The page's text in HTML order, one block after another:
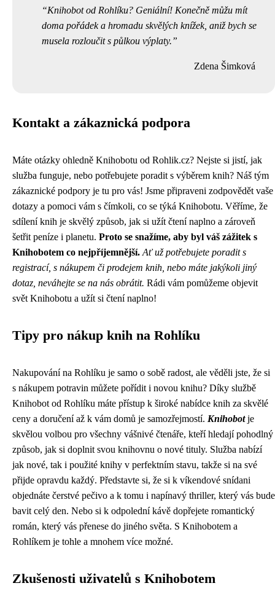
Knihobot od Rohlíku? Geniální! Konečně můžu mít
doma pořádek a hromadu skvělých knížek, aniž bych se
musela rozloučit s půlkou výplaty.
Zdena Šimková
Kontakt a zákaznická podpora
Máte otázky ohledně Knihobotu od Rohlik.cz? Nejste si jistí, jak
služba funguje, nebo potřebujete poradit s výběrem knih? Náš tým
zákaznické podpory je tu pro vás! Jsme připraveni zodpovědět vaše
dotazy a pomoci vám s čímkoli, co se týká Knihobotu. Věříme, že
sdílení knih je skvělý způsob, jak si užít čtení naplno a zároveň
šetřit peníze i planetu. Proto se snažíme, aby byl váš zážitek s
Knihobotem co nejpříjemnější. Ať už potřebujete poradit s
registrací, s nákupem či prodejem knih, nebo máte jakýkoli jiný
dotaz, neváhejte se na nás obrátit. Rádi vám pomůžeme objevit
svět Knihobotu a užít si čtení naplno!
Tipy pro nákup knih na Rohlíku
Nakupování na Rohlíku je samo o sobě radost, ale věděli jste, že si
s nákupem potravin můžete pořídit i novou knihu? Díky službě
Knihobot od Rohlíku máte přístup k široké nabídce knih za skvělé
ceny a doručení až k vám domů je samozřejmostí. Knihobotje
skvělou volbou pro všechny vášnivé čtenáře, kteří hledají pohodlný
způsob, jak si doplnit svou knihovnu o nové tituly. Služba nabízí
jak nové, tak i použité knihy v perfektním stavu, takže si na své
přijde opravdu každý. Představte si, že si k víkendové snídani
objednáte čerstvé pečivo a k tomu i napínavý thriller, který vás bude
bavit celý den. Nebo si k odpolední kávě dopřejete romantický
román, který vás přenese do jiného světa. S Knihobotem a
Rohlíkem je tohle a mnohem více možné.
Zkušenosti uživatelů s Knihobotem